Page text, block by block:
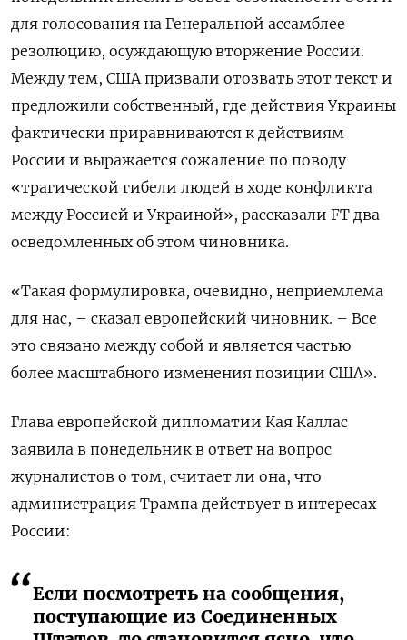
для голосования на Генеральной ассамблее
резолюцию, осуждающую вторжение России.
Между тем, США призвали отозвать этот текст и
предложили собственный, где действия Украины
фактически приравниваются к действиям
России и выражается сожаление по поводу
«трагической гибели людей в ходе конфликта
между Россией и Украиной», рассказали FT два
осведомленных об этом чиновника.
«Такая формулировка, очевидно, неприемлема
для нас, – сказал европейский чиновник. – Все
это связано между собой и является частью
более масштабного изменения позиции США».
Глава европейской дипломатии Кая Каллас
заявила в понедельник в ответ на вопрос
журналистов о том, считает ли она, что
администрация Трампа действует в интересах
России:
Если посмотреть на сообщения,
поступающие из Соединенных